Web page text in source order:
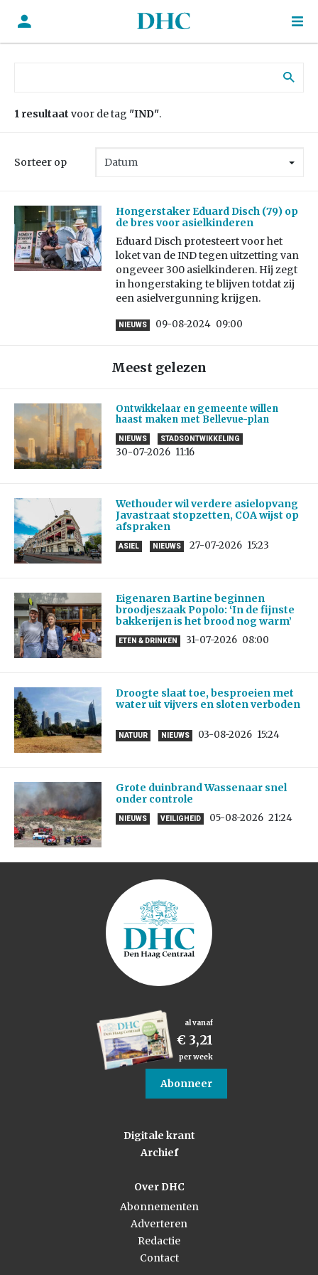
1 resultaat voor de tag "IND".
Sorteer op
Hongerstaker Eduard Disch (79) op
de bres voor asielkinderen
Eduard Disch protesteert voor het
loket van de IND tegen uitzetting van
ongeveer 300 asielkinderen. Hij zegt
in hongerstaking te blijven totdat zij
een asielvergunning krijgen.
NIEUWS 09-08-2024 09:00
Meest gelezen
Ontwikkelaar en gemeente willen
haast maken met Bellevue-plan
NIEUWS STADSONTWIKKELING
30-07-2026 11:16
Wethouder wil verdere asielopvang
Javastraat stopzetten, COA wijst op
afspraken
ASIEL NIEUWS 27-07-2026 15:23
Eigenaren Bartine beginnen
broodjeszaak Popolo: ‘In de fijnste
bakkerijen is het brood nog warm’
ETEN & DRINKEN 31-07-2026 08:00
Droogte slaat toe, besproeien met
water uit vijvers en sloten verboden
NATUUR NIEUWS 03-08-2026 15:24
Grote duinbrand Wassenaar snel
onder controle
NIEUWS VEILIGHEID 05-08-2026 21:24
al vanaf
€ 3,21
per week
Abonneer
Digitale krant
Archief
Over DHC
Abonnementen
Adverteren
Redactie
Contact